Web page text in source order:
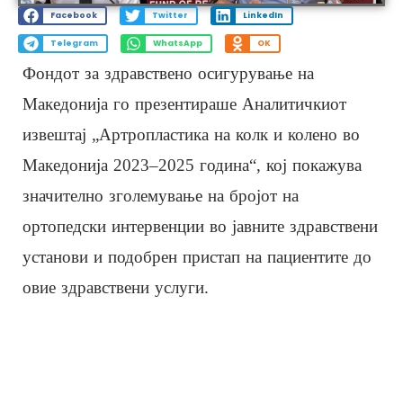
Facebook Twitter LinkedIn
Telegram WhatsApp OK
Фондот за здравствено осигурување на
Македонија го презентираше Аналитичкиот
извештај „Артропластика на колк и колено во
Македонија 2023–2025 година“, кој покажува
значително зголемување на бројот на
ортопедски интервенции во јавните здравствени
установи и подобрен пристап на пациентите до
овие здравствени услуги.